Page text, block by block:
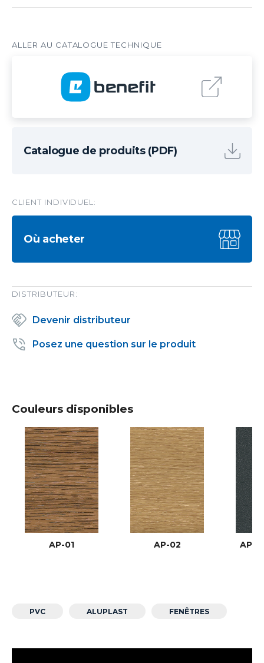
Catalogue de produits (PDF)
CLIENT INDIVIDUEL:
Où acheter
DISTRIBUTEUR:
Devenir distributeur
Posez une question sur le produit
Couleurs disponibles
AP-01 AP-02 AP-
PVC ALUPLAST FENÊTRES